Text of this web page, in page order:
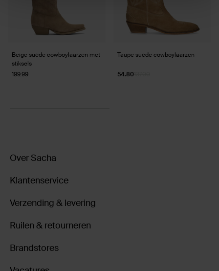
Beige suède cowboylaarzen met
stiksels
199.99
Taupe suède cowboylaarzen
54.80
Over Sacha
Klantenservice
Verzending & levering
Ruilen & retourneren
Brandstores